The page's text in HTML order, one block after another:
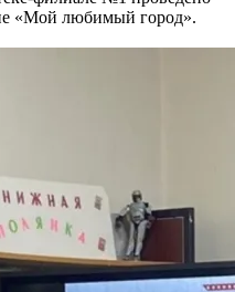
«Мой любимый город».